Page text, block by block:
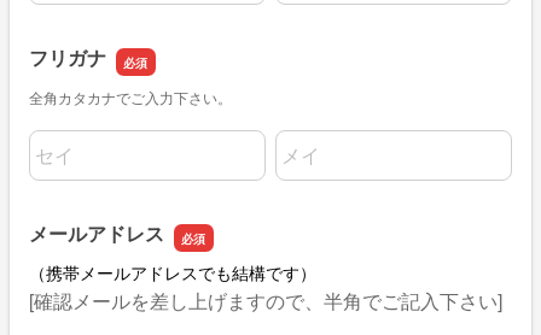
フリガナ
全角カタカナでご入力下さい。
名前の姓 名前の名
メールアドレス
（携帯メールアドレスでも結構です）
[確認メールを差し上げますので、半角でご記入下さい]